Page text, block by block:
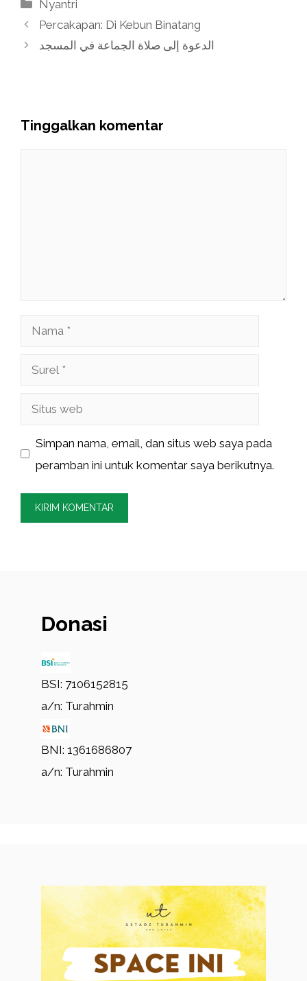
Nyantri
Percakapan: Di Kebun Binatang
الدعوة إلى صلاة الجماعة في المسجد
Tinggalkan komentar
Nama
Surel
Situs
Simpan nama, email, dan situs web saya pada
peramban ini untuk komentar saya berikutnya.
Donasi
BSI: 7106152815
a/n: Turahmin
BNI: 1361686807
a/n: Turahmin